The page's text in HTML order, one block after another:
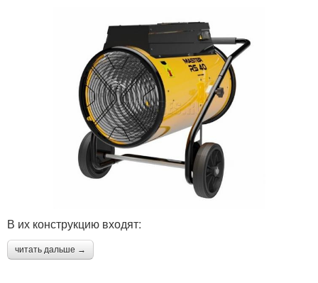
В их конструкцию входят:
читать дальше →